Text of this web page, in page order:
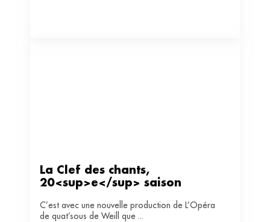
La Clef des chants,
20<sup>e</sup> saison
C’est avec une nouvelle production de L’Opéra
de quat’sous de Weill que ...